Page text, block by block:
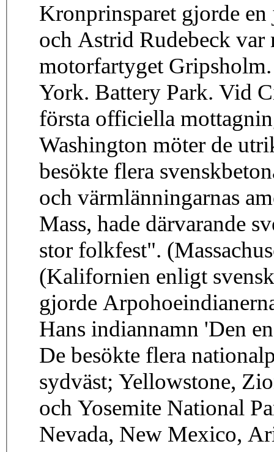
Kronprinsparet gjorde
och Astrid Rudebeck
motorfartyget
York. Battery Park. Vid
första officiella
Washington möter de
besökte flera
och värmlänningarnas
Mass, hade därvarande
stor folkfest".
(Kalifornien enligt
gjorde
Hans indiannamn 'Den
De besökte flera
sydväst; Yellowstone,
och Yosemite National
Nevada, New Mexico,